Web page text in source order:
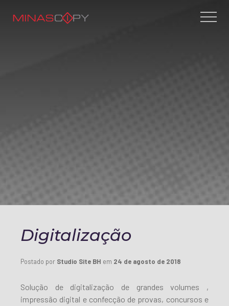
Digitalização
Postado por Studio Site BH em 24 de agosto de 2018
Solução de digitalização de grandes volumes ,
impressão digital e confecção de provas, concursos e